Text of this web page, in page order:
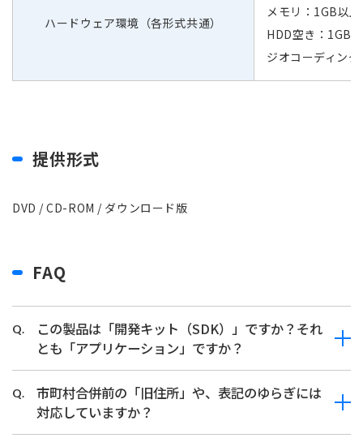
ハードウェア環境（各形式共通）
メモリ：1GB以
HDD空き：1GB
ジオコーディン
提供形式
DVD / CD-ROM / ダウンロード版
FAQ
Q.
この製品は「開発キット（SDK）」ですか？それ
とも「アプリケーション」ですか？
Q.
市町村合併前の「旧住所」や、表記のゆらぎには
対応していますか？